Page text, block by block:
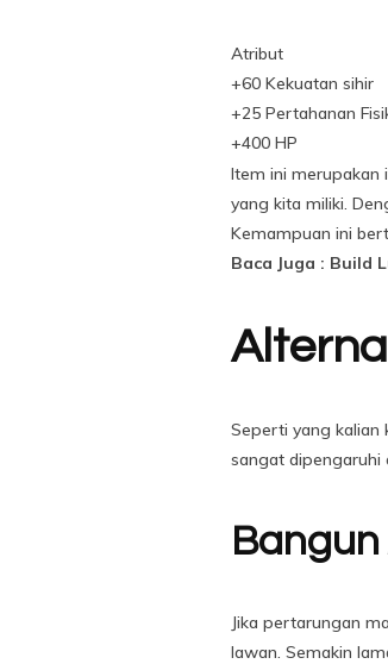
Atribut
+60 Kekuatan sihir
+25 Pertahanan
+400 HP
Item ini merupakan
yang kita miliki.
Kemampuan ini
Baca Juga : Build
Seperti yang kalian
sangat dipengaruhi
Bangun
Jika pertarungan
lawan. Semakin